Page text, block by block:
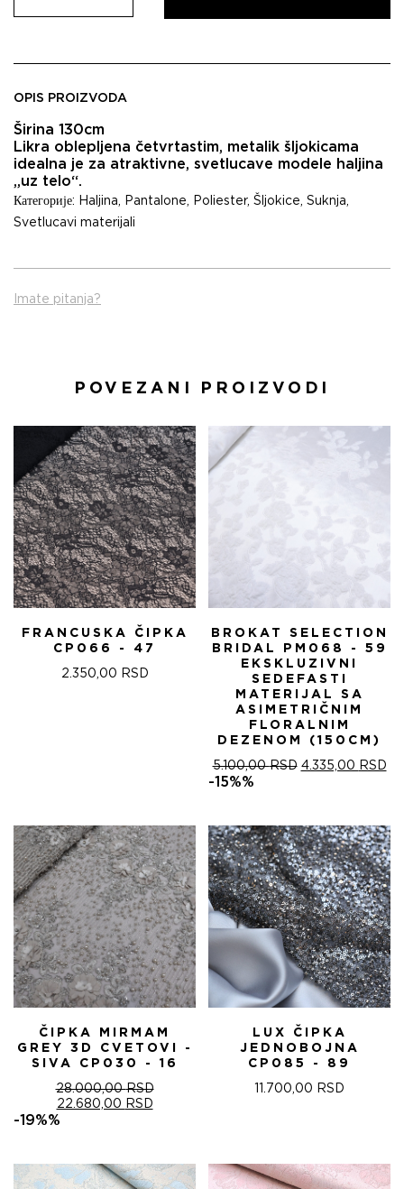
OPIS PROIZVODA
Širina 130cm
Likra oblepljena četvrtastim, metalik šljokicama
idealna je za atraktivne, svetlucave modele haljina
„uz telo“.
Категорије: Haljina, Pantalone, Poliester, Šljokice, Suknja,
Svetlucavi materijali
Imate pitanja?
POVEZANI PROIZVODI
FRANCUSKA ČIPKA
CP066 - 47
2.350,00 RSD
BROKAT SELECTION
BRIDAL PM068 - 59
EKSKLUZIVNI
SEDEFASTI
MATERIJAL SA
ASIMETRIČNIM
FLORALNIM
DEZENOM (150CM)
5.100,00RSD ОРИГИНАЛНА
5.100,00 RSD.
4.335,00 RSD
-15%%
ČIPKA MIRMAM
GREY 3D CVETOVI -
SIVA CP030 - 16
28.000,00RSD
ОРИГИНАЛНА
ЦЕНА
28.000,00 RSD.
22.680,00 RSDТРЕНУТНА
-19%%
LUX ČIPKA
JEDNOBOJNA
CP085 - 89
11.700,00 RSD